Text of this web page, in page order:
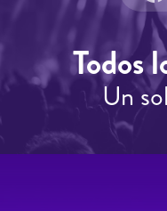
Todos
Un